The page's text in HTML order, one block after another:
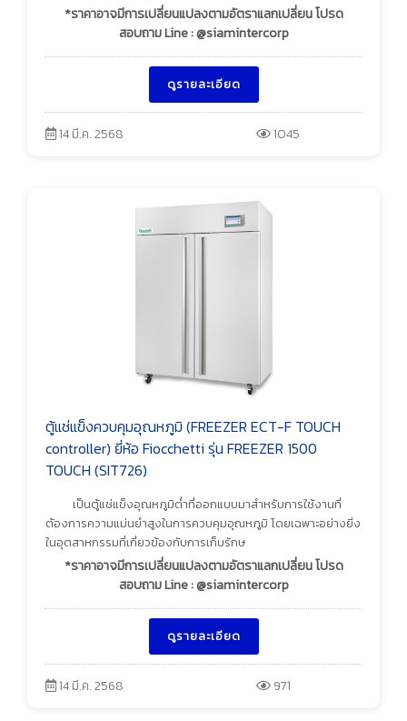
*ราคาอาจมีการเปลี่ยนแปลงตามอัตราแลกเปลี่ยน โปรด
สอบถาม Line : @siamintercorp
ดูรายละเอียด
14 มี.ค. 2568 1045
ตู้แช่แข็งควบคุมอุณหภูมิ (FREEZER ECT-F TOUCH
controller) ยี่ห้อ Fiocchetti รุ่น FREEZER 1500
TOUCH (SIT726)
เป็นตู้แช่แข็งอุณหภูมิต่ำที่ออกแบบมาสำหรับการใช้งานที่
ต้องการความแม่นยำสูงในการควบคุมอุณหภูมิ โดยเฉพาะอย่างยิ่ง
ในอุตสาหกรรมที่เกี่ยวข้องกับการเก็บรักษ
*ราคาอาจมีการเปลี่ยนแปลงตามอัตราแลกเปลี่ยน โปรด
สอบถาม Line : @siamintercorp
ดูรายละเอียด
14 มี.ค. 2568 971